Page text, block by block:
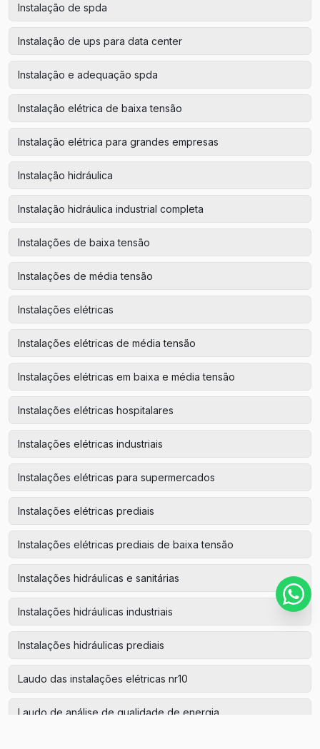
Instalação de spda
Instalação de ups para data center
Instalação e adequação spda
Instalação elétrica de baixa tensão
Instalação elétrica para grandes empresas
Instalação hidráulica
Instalação hidráulica industrial completa
Instalações de baixa tensão
Instalações de média tensão
Instalações elétricas
Instalações elétricas de média tensão
Instalações elétricas em baixa e média tensão
Instalações elétricas hospitalares
Instalações elétricas industriais
Instalações elétricas para supermercados
Instalações elétricas prediais
Instalações elétricas prediais de baixa tensão
Instalações hidráulicas e sanitárias
Instalações hidráulicas industriais
Instalações hidráulicas prediais
Laudo das instalações elétricas nr10
Laudo de análise de qualidade de energia